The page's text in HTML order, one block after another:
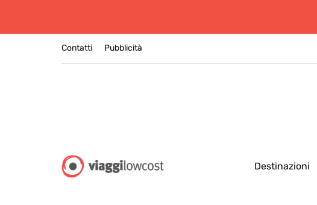
Contatti Pubblicità
Destinazioni